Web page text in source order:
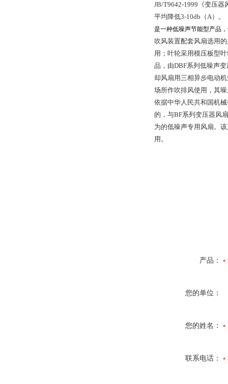
JB/T9642-1999《变压
平均降低3-10db（A）。
是一种低噪声节能型产品
吹风装置配套风扇选用
用；叶轮采用模压板型
品，由DBF系列低噪声
却风扇用三相异步电动
场所作吹排风使用，其
依据中华人民共和国机
的，与BF系列变压器风
为的低噪声专用风扇。
用。
产品：
您的单位：
您的姓名：
联系电话：